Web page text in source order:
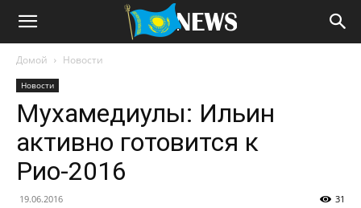
Домой Новости
Новости
Мухамедиулы: Ильин
активно готовится к
Рио-2016
19.06.2016 31